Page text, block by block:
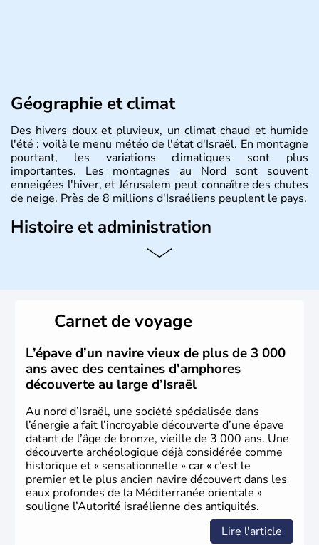
Géographie et climat
Des hivers doux et pluvieux, un climat chaud et humide
l'été : voilà le menu météo de l'état d'Israël. En montagne
pourtant, les variations climatiques sont plus
importantes. Les montagnes au Nord sont souvent
enneigées l'hiver, et Jérusalem peut connaître des chutes
de neige. Près de 8 millions d'Israéliens peuplent le pays.
Histoire et administration
L'Israël est un état de la partie est de la Méditerranée,
vrai essor économique dans le domaine des nouvelles
Carnet de voyage
L’épave d’un navire vieux de plus de 3 000
ans avec des centaines d'amphores
découverte au large d’Israël
Au nord d’Israël, une société spécialisée dans
l’énergie a fait l’incroyable découverte d’une épave
datant de l’âge de bronze, vieille de 3 000 ans. Une
découverte archéologique déjà considérée comme
historique et « sensationnelle » car « c’est le
premier et le plus ancien navire découvert dans les
eaux profondes de la Méditerranée orientale »
souligne l’Autorité israélienne des antiquités.
Lire l'article